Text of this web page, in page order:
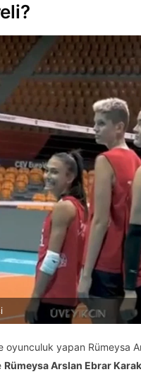
yapan Rümeysa
Rümeysa Arslan Ebrar